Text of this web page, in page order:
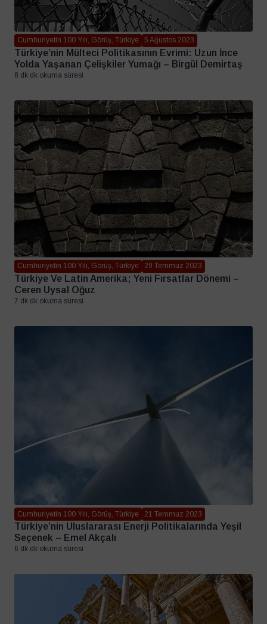
Cumhuriyetin 100 Yılı, Görüş, Türkiye 5 Ağustos 2023
Türkiye’nin Mülteci Politikasının Evrimi: Uzun İnce
Yolda Yaşanan Çelişkiler Yumağı – Birgül Demirtaş
8 dk dk okuma süresi
Cumhuriyetin 100 Yılı, Görüş, Türkiye 29 Temmuz 2023
Türkiye Ve Latin Amerika; Yeni Fırsatlar Dönemi –
Ceren Uysal Oğuz
7 dk dk okuma süresi
Cumhuriyetin 100 Yılı, Görüş, Türkiye 21 Temmuz 2023
Türkiye’nin Uluslararası Enerji Politikalarında Yeşil
Seçenek – Emel Akçalı
6 dk dk okuma süresi